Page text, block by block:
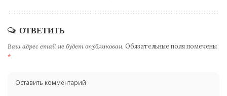
ОТВЕТИТЬ
Ваш адрес email не будет опубликован. Обязательные поля помечены
*